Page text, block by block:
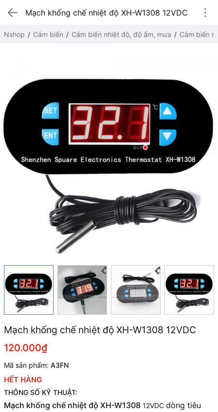
Mạch khống chế nhiệt độ XH-W1308 12VDC
Nshop Cảm biến Cảm biến nhiệt độ, độ ẩm, mưa Cảm biến
Mạch khống chế nhiệt độ XH-W1308 12VDC
120.000₫
Mã sản phẩm: A3FN
HẾT HÀNG
THÔNG SỐ KỸ THUẬT:
Mạch khống chế nhiệt độ XH-W1308 12VDC dòng tiêu